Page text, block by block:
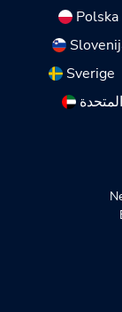
Polska
Sverige